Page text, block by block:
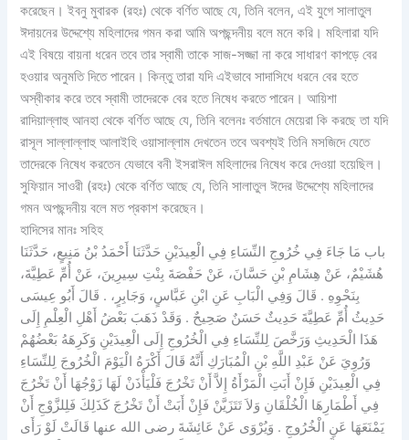
করেছেন। ইবনু মুবারক (রহঃ) থেকে বর্ণিত আছে যে, তিনি বলেন, এই যুগে সালাতুল
ঈদায়নের উদ্দেশ্যে মহিলাদের গমন করা আমি অপছন্দনীয় বলে মনে করি। মহিলারা যদি
এই বিষয়ে বায়না ধরেন তবে তার স্বামী তাকে সাজ-সজ্জা না করে সাধারণ কাপড়ে বের
হওয়ার অনুমতি দিতে পারেন। কিন্তু তারা যদি এইভাবে সাদাসিধে ধরনে বের হতে
অস্বীকার করে তবে স্বামী তাদেরকে বের হতে নিষেধ করতে পারেন। আয়িশা
রাদিয়াল্লাহু আনহা থেকে বর্ণিত আছে যে, তিনি বলেনঃ বর্তমানে মেয়েরা কি করছে তা যদি
রাসূল সাল্লাল্লাহু আলাইহি ওয়াসাল্লাম দেখতেন তবে অবশ্যই তিনি মসজিদে যেতে
তাদেরকে নিষেধ করতেন যেভাবে বনী ইসরাঈল মহিলাদের নিষেধ করে দেওয়া হয়েছিল।
সুফিয়ান সাওরী (রহঃ) থেকে বর্ণিত আছে যে, তিনি সালাতুল ঈদের উদ্দেশ্যে মহিলাদের
গমন অপছন্দনীয় বলে মত প্রকাশ করেছেন।
হাদিসের মানঃ সহিহ
باب مَا جَاءَ فِي خُرُوجِ النِّسَاءِ فِي الْعِيدَيْنِ حَدَّثَنَا أَحْمَدُ بْنُ مَنِيعٍ، حَدَّثَنَا
هُشَيْمٌ، عَنْ هِشَامِ بْنِ حَسَّانَ، عَنْ حَفْصَةَ بِنْتِ سِيرِينَ، عَنْ أُمِّ عَطِيَّةَ،
بِنَحْوِهِ ‏.‏ قَالَ وَفِي الْبَابِ عَنِ ابْنِ عَبَّاسٍ، وَجَابِرٍ، ‏.‏ قَالَ أَبُو عِيسَى
حَدِيثُ أُمِّ عَطِيَّةَ حَدِيثٌ حَسَنٌ صَحِيحٌ ‏.‏ وَقَدْ ذَهَبَ بَعْضُ أَهْلِ الْعِلْمِ إِلَى
هَذَا الْحَدِيثِ وَرَخَّصَ لِلنِّسَاءِ فِي الْخُرُوجِ إِلَى الْعِيدَيْنِ وَكَرِهَهُ بَعْضُهُمْ
وَرُوِيَ عَنْ عَبْدِ اللَّهِ بْنِ الْمُبَارَكِ أَنَّهُ قَالَ أَكْرَهُ الْيَوْمَ الْخُرُوجَ لِلنِّسَاءِ
فِي الْعِيدَيْنِ فَإِنْ أَبَتِ الْمَرْأَةُ إِلاَّ أَنْ تَخْرُجَ فَلْيَأْذَنْ لَهَا زَوْجُهَا أَنْ تَخْرُجَ
فِي أَطْمَارِهَا الْخُلْقَانِ وَلاَ تَتَزَيَّنْ فَإِنْ أَبَتْ أَنْ تَخْرُجَ كَذَلِكَ فَلِلزَّوْجِ أَنْ
يَمْنَعَهَا عَنِ الْخُرُوجِ ‏.‏ وَيُرْوَى عَنْ عَائِشَةَ رضى الله عنها قَالَتْ لَوْ رَأَى